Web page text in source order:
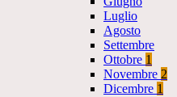
Luglio
Agosto
Settembre
Ottobre 1
Novembre 2
Dicembre 1